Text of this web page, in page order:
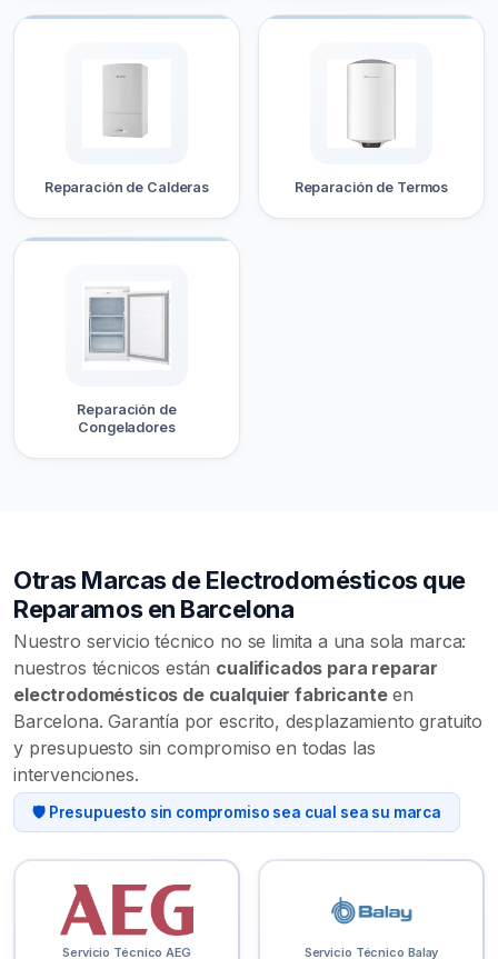
Reparación de Calderas Reparación de Termos
Reparación de
Congeladores
Otras Marcas de Electrodomésticos que
Reparamos en Barcelona
Nuestro servicio técnico no se limita a una sola marca:
nuestros técnicos están cualificados para reparar
electrodomésticos de cualquier fabricanteen
Barcelona. Garantía por escrito, desplazamiento gratuito
y presupuesto sin compromiso en todas las
intervenciones.
🛡️ Presupuesto sin compromiso sea cual sea su marca
Servicio Técnico AEG Servicio Técnico Balay